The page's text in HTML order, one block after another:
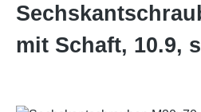
mit Schaft, 10.9,